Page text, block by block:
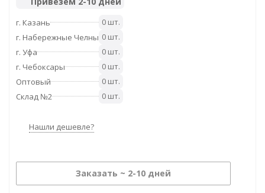
г. Казань
0 шт.
г. Набережные Челны 0 шт.
г. Уфа
0 шт.
г. Чебоксары
0 шт.
Оптовый
0 шт.
Склад №2
0 шт.
Нашли дешевле?
Заказать ~ 2-10 дней